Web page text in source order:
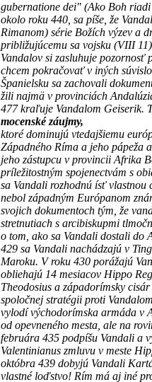
gubernatione dei" (Ako Boh
okolo roku 440, sa píše, že
Rimanom) série Božích výzev a
približujúcemu sa vojsku (VIII
Vandalov si zasluhuje pozornosť
chcem pokračovať v iných
Španielsku sa zachovali
žili najmä v provinciách
477 kraľuje Vandalom Geiserik.
mocenské záujmy,
ktoré dominujú vtedajšiemu
Západného Ríma a jeho pápeža
jeho zástupcu v provincii Afrika
príležitostným spojenectvám s
sa Vandali rozhodnú ísť vlastnou
nebol západným Európanom
svojich dokumentoch tým, že
stretnutiach s arcibiskupmi
o tom, ako sa Vandali dostali do
429 sa Vandali nachádzajú v
Maroku. V roku 430 porážajú
obliehajú 14 mesiacov Hippo
Theodosius a západorímsky
spoločnej stratégii proti
vylodí východorímska armáda v
od opevneného mesta, ale na
februára 435 podpíšu Vandali a
Valentinianus zmluvu v meste
októbra 439 dobyjú Vandali
vlastné loďstvo! Rím má aj iné